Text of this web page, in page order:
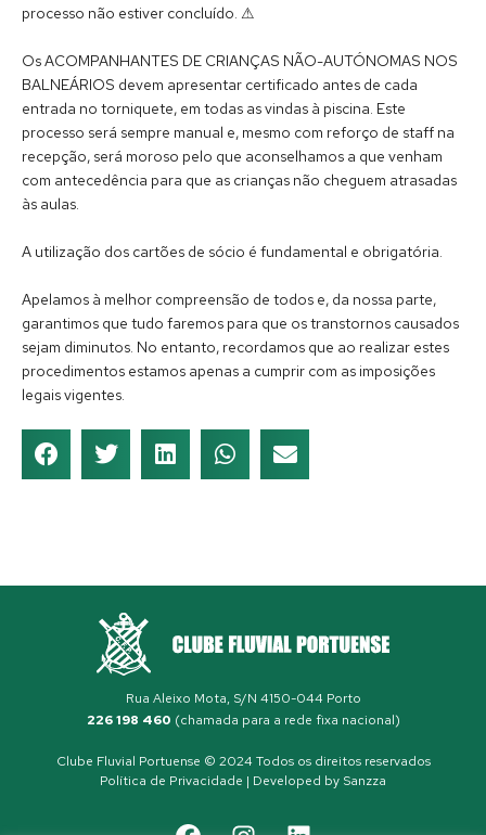
processo não estiver concluído. ⚠
Os ACOMPANHANTES DE CRIANÇAS NÃO-AUTÓNOMAS NOS
BALNEÁRIOS devem apresentar certificado antes de cada
entrada no torniquete, em todas as vindas à piscina. Este
processo será sempre manual e, mesmo com reforço de staff na
recepção, será moroso pelo que aconselhamos a que venham
com antecedência para que as crianças não cheguem atrasadas
às aulas.
A utilização dos cartões de sócio é fundamental e obrigatória.
Apelamos à melhor compreensão de todos e, da nossa parte,
garantimos que tudo faremos para que os transtornos causados
sejam diminutos. No entanto, recordamos que ao realizar estes
procedimentos estamos apenas a cumprir com as imposições
legais vigentes.
Rua Aleixo Mota, S/N 4150-044 Porto
226 198 460 (chamada para a rede fixa nacional)
Clube Fluvial Portuense © 2024 Todos os direitos reservados
Política de Privacidade | Developed by Sanzza